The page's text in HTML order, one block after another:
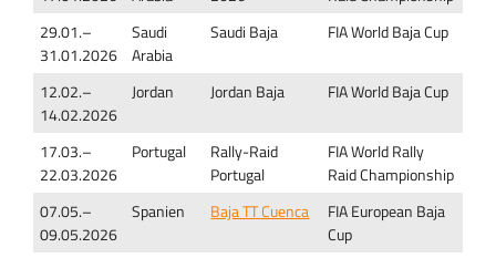
29.01.–
31.01.2026
Saudi
Arabia
Saudi Baja FIA World Baja Cup
12.02.–
14.02.2026
Jordan Jordan Baja FIA World Baja Cup
17.03.–
22.03.2026
Portugal
Rally-Raid
Portugal
FIA World Rally
Raid Championship
07.05.–
09.05.2026
Spanien Baja TT Cuenca
FIA European Baja
Cup